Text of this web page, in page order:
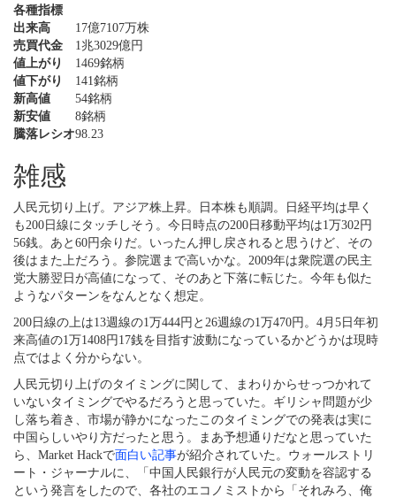
各種指標
出来高
17億7107万株
売買代金
1兆3029億円
値上がり
1469銘柄
値下がり
141銘柄
新高値
54銘柄
新安値
8銘柄
騰落レシオ98.23
雑感
人民元切り上げ。アジア株上昇。日本株も順調。日経平均は早く
も200日線にタッチしそう。今日時点の200日移動平均は1万302円
56銭。あと60円余りだ。いったん押し戻されると思うけど、その
後はまた上だろう。参院選まで高いかな。2009年は衆院選の民主
党大勝翌日が高値になって、そのあと下落に転じた。今年も似た
ようなパターンをなんとなく想定。
200日線の上は13週線の1万444円と26週線の1万470円。4月5日年初
来高値の1万1408円17銭を目指す波動になっているかどうかは現時
点ではよく分からない。
人民元切り上げのタイミングに関して、まわりからせっつかれて
いないタイミングでやるだろうと思っていた。ギリシャ問題が少
し落ち着き、市場が静かになったこのタイミングでの発表は実に
中国らしいやり方だったと思う。まあ予想通りだなと思っていた
ら、Market Hackで面白い記事が紹介されていた。ウォールストリ
ート・ジャーナルに、
中国人民銀行が人民元の変動を容認する
という発言をしたので、各社のエコノミストから「それみろ、俺